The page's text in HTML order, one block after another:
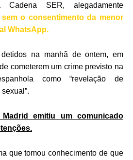
SER, alegadamente
o consentimento da menor
WhatsApp.
na manhã de ontem, em
cometerem um crime previsto na
como “revelação de
emitiu um comunicado
que tomou conhecimento de que